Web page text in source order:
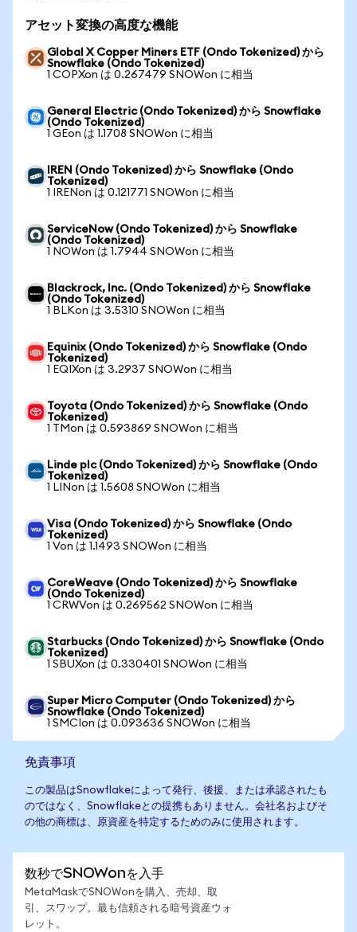
アセット変換の高度な機能
Global X Copper Miners ETF (Ondo Tokenized) から
Snowflake (Ondo Tokenized)
1 COPXon は 0.267479 SNOWon に相当
General Electric (Ondo Tokenized) から Snowflake
(Ondo Tokenized)
1 GEon は 1.1708 SNOWon に相当
IREN (Ondo Tokenized) から Snowflake (Ondo
Tokenized)
1 IRENon は 0.121771 SNOWon に相当
ServiceNow (Ondo Tokenized) から Snowflake
(Ondo Tokenized)
1 NOWon は 1.7944 SNOWon に相当
Blackrock, Inc. (Ondo Tokenized) から Snowflake
(Ondo Tokenized)
1 BLKon は 3.5310 SNOWon に相当
Equinix (Ondo Tokenized) から Snowflake (Ondo
Tokenized)
1 EQIXon は 3.2937 SNOWon に相当
Toyota (Ondo Tokenized) から Snowflake (Ondo
Tokenized)
1 TMon は 0.593869 SNOWon に相当
Linde plc (Ondo Tokenized) から Snowflake (Ondo
Tokenized)
1 LINon は 1.5608 SNOWon に相当
Visa (Ondo Tokenized) から Snowflake (Ondo
Tokenized)
1 Von は 1.1493 SNOWon に相当
CoreWeave (Ondo Tokenized) から Snowflake
(Ondo Tokenized)
1 CRWVon は 0.269562 SNOWon に相当
Starbucks (Ondo Tokenized) から Snowflake (Ondo
Tokenized)
1 SBUXon は 0.330401 SNOWon に相当
Super Micro Computer (Ondo Tokenized) から
Snowflake (Ondo Tokenized)
1 SMCIon は 0.093636 SNOWon に相当
免責事項
この製品はSnowflakeによって発行、後援、または承認されたも
のではなく、Snowflakeとの提携もありません。会社名およびそ
の他の商標は、原資産を特定するためのみに使用されます。
数秒でSNOWonを入手
MetaMaskでSNOWonを購入、売却、取
引、スワップ。最も信頼される暗号資産ウォ
レット。